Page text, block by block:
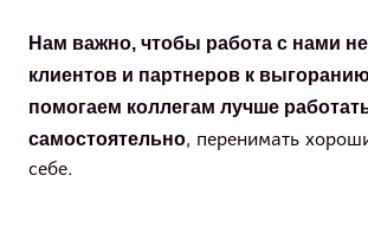
Нам важно, чтобы работа с нами
клиентов и партнеров к
помогаем коллегам лучше
самостоятельно, перенимать
себе.